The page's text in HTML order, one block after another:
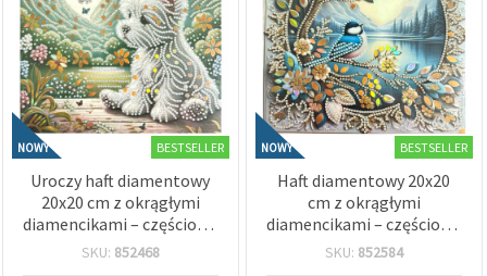
NOWY BESTSELLER
Uroczy haft diamentowy
20x20 cm z okrągłymi
diamencikami – częściowe
wyklejanie, puszysty biały
SKU: 852468
NOWY BESTSELLER
Haft diamentowy 20x20
cm z okrągłymi
diamencikami – częściowe
wyklejanie „Niebieski
SKU: 852584